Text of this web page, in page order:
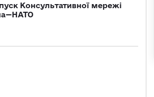
Консультативної мережі